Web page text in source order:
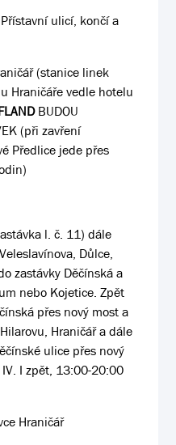
ulicí, končí a
(stanice linek
Hraničáře vedle hotelu
BUDOU
(při zavření
Předlice jede přes
l. č. 11) dále
Důlce,
zastávky Děčínská a
nebo Kojetice. Zpět
přes nový most a
Hraničář a dále
ulice přes nový
I zpět, 13:00-20:00
Hraničář